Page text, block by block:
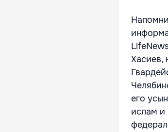
Хасиев,
его
ислам и